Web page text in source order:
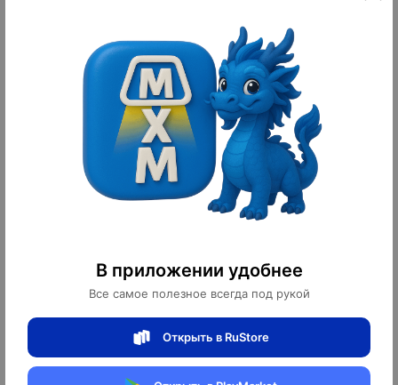
В приложении удобнее
Все самое полезное всегда под рукой
Открыть в RuStore
37 800 ₽
10
оплачено
см, E14
2 100 ¥ 29 400 ₽
Люстра подвесная золотая Ultrivy,
Люстра подвесная золотая Ultrivy,
металл, 95*32 см, Е14